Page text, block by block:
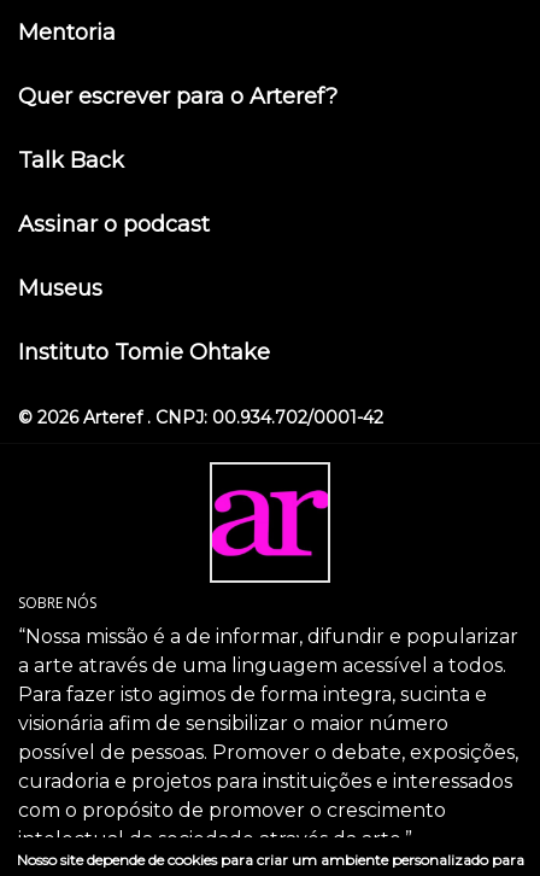
Mentoria
Quer escrever para o Arteref?
Talk Back
Assinar o podcast
Museus
Instituto Tomie Ohtake
© 2026 Arteref . CNPJ: 00.934.702/0001-42
SOBRE NÓS
“Nossa missão é a de informar, difundir e popularizar
a arte através de uma linguagem acessível a todos.
Para fazer isto agimos de forma integra, sucinta e
visionária afim de sensibilizar o maior número
possível de pessoas. Promover o debate, exposições,
curadoria e projetos para instituições e interessados
com o propósito de promover o crescimento
intelectual da sociedade através da arte.”
Nosso site depende de cookies para criar um ambiente personalizado para